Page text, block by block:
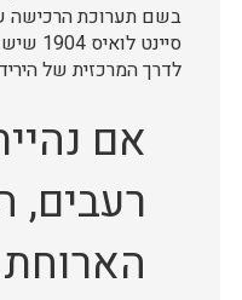
בשם תערוכת הרכישה של
לדרך המרכזית של
אם
רעבים,
הארוחת